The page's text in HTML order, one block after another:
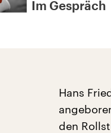
Im Gespräch
Hans
den